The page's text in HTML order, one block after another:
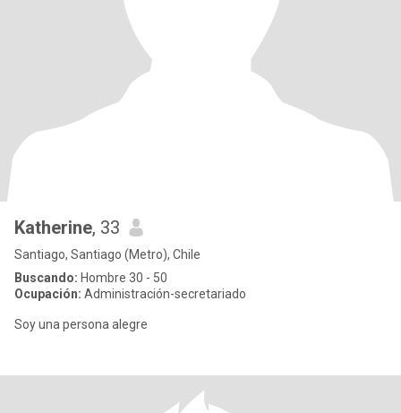
Katherine, 33
Santiago, Santiago (Metro), Chile
Buscando: Hombre 30 - 50
Ocupación: Administración-secretariado
Soy una persona alegre